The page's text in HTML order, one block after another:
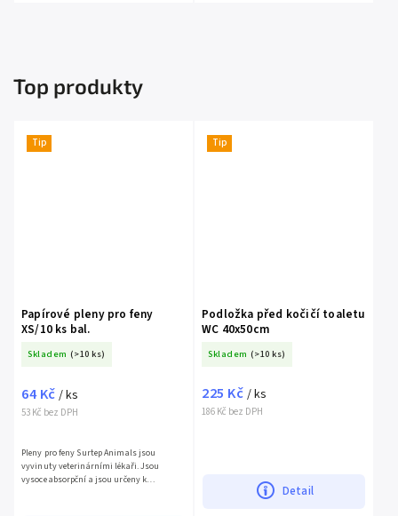
Top produkty
Tip
Papírové pleny pro feny
XS/10 ks bal.
Skladem (>10 ks)
53 Kč bez DPH
64 Kč / ks
Pleny pro feny Surtep Animals jsou
vyvinuty veterinárními lékaři. Jsou
vysoce absorpční a jsou určeny k
Tip
Podložka před kočičí toaletu
WC 40x50cm
Skladem (>10 ks)
186 Kč bez DPH
225 Kč / ks
Detail